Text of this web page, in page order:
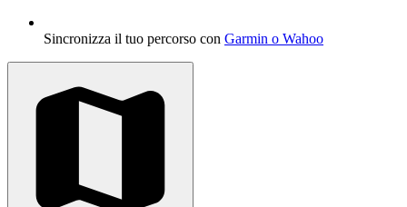
Sincronizza il tuo percorso con Garmin o Wahoo